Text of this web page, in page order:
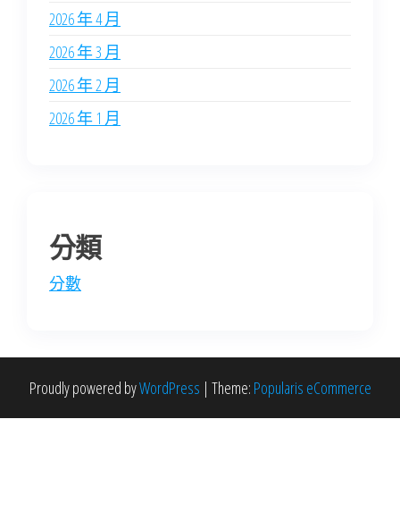
2026 年 4 月
2026 年 3 月
2026 年 2 月
2026 年 1 月
分類
分數
Proudly powered byWordPress | Theme: Popularis eCommerce